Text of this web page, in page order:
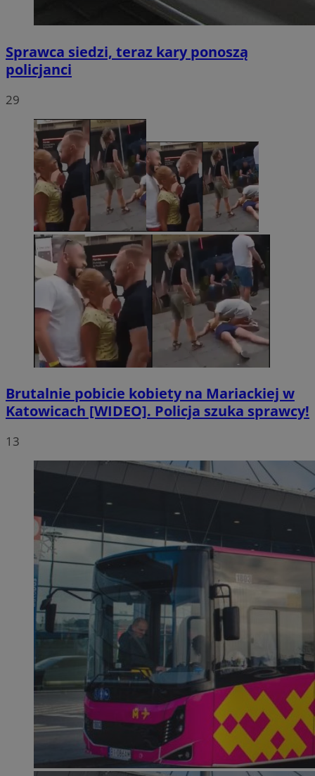
Sprawca siedzi, teraz kary ponoszą
policjanci
29
Brutalnie pobicie kobiety na Mariackiej w
Katowicach [WIDEO]. Policja szuka sprawcy!
13